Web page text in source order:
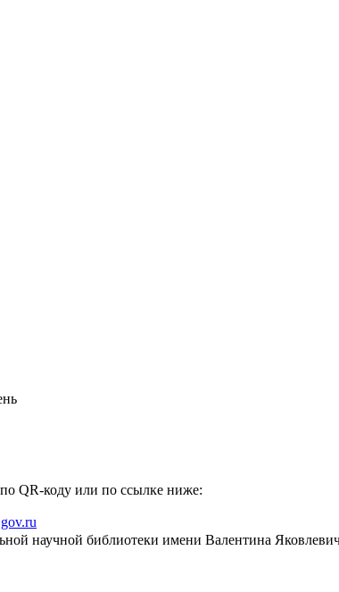
по QR-коду или по ссылке ниже:
научной библиотеки имени Валентина